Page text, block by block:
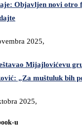
Objavljen novi otro
2025,
Mijajlovićevu
„Za muštuluk bih
2025,
u